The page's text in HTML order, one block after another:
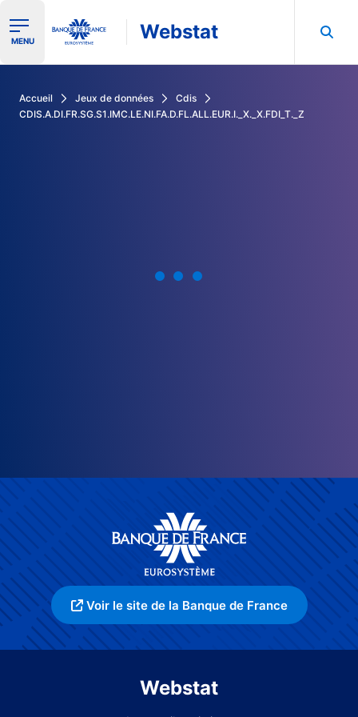
Ouvrir le menu de navigation
MENU Webstat
Accueil Jeux de données
Cdis
CDIS.A.DI.FR.SG.S1.IMC.LE.NI.FA.D.FL.ALL.EUR.I._X._X.FDI_T._Z
Voir le site de la Banque de France
Webstat